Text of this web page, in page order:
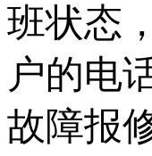
班状态
户的电
故障报